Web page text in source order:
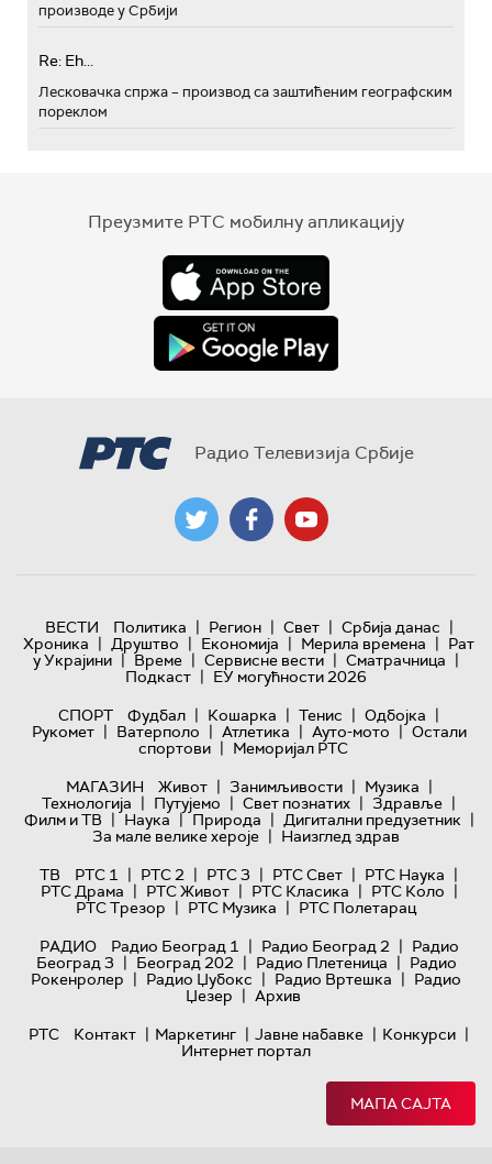
производе у Србији
Re: Eh...
Лесковачка спржа – производ са заштићеним географским
пореклом
Преузмите РТС мобилну апликацију
Радио Телевизија Србије
ВЕСТИ Политика | Регион | Свет | Србија данас |
Хроника | Друштво | Економија | Мерила времена | Рат
у Украјини | Време | Сервисне вести | Сматрачница |
Подкаст | ЕУ могућности 2026
СПОРТ
Фудбал | Кошарка | Тенис | Одбојка |
Рукомет | Ватерполо | Атлетика | Ауто-мото | Остали
спортови | Меморијал РТС
МАГАЗИН
Живот | Занимљивости | Музика |
Технологијa | Путујемо | Свет познатих | Здравље |
Филм и ТВ | Наука | Природа | Дигитални предузетник |
За мале велике хероје | Наизглед здрав
ТВ
РТС 1 | РТС 2 | РТС 3 | РТС Свет | РТС Наука |
РТС Драма | РТС Живот | РТС Класика | РТС Коло |
РТС Трезор | РТС Музика | РТС Полетарац
РАДИО
Радио Београд 1 | Радио Београд 2 | Радио
Београд 3 | Београд 202 | Радио Плетеница | Радио
Рокенролер | Радио Џубокс | Радио Вртешка | Радио
Џезер | Архив
РТС
Контакт | Маркетинг | Јавне набавке | Конкурси |
Интернет портал
МАПА САЈТА